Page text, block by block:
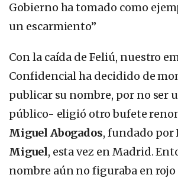
Gobierno ha tomado como
un escarmiento”
Con la caída de Feliú, nuestro
Confidencial ha decidido de
publicar su nombre, por no ser
público- eligió otro bufete
Miguel Abogados, fundado por
Miguel, esta vez en Madrid.
nombre aún no figuraba en rojo